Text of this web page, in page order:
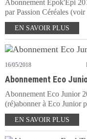
Abonnement Epok'Epi
par Passion Céréales
EN SAVOIR PLUS
16/05/2018
Abonnement Eco
Abonnement Eco Junior
(ré)abonner à Eco Junior
EN SAVOIR PLUS